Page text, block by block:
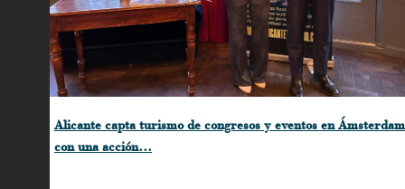
Alicante capta turismo de congresos y eventos en Ámsterdam
con una acción…